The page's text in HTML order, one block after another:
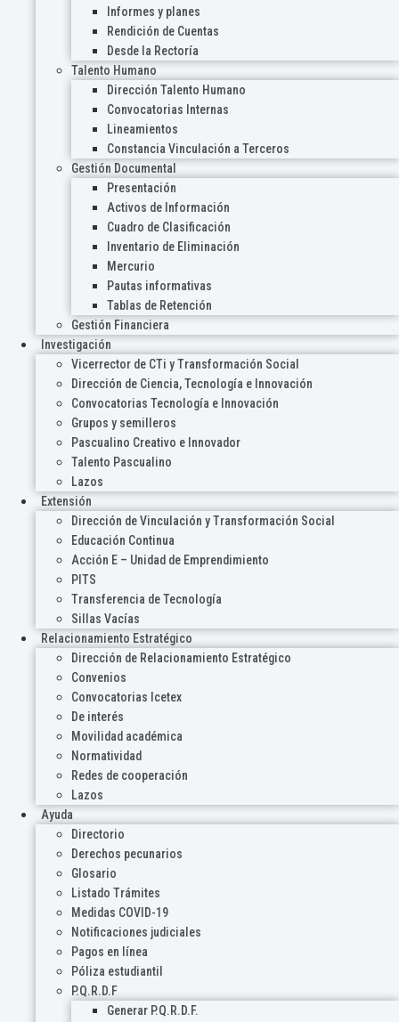
Informes y planes
Rendición de Cuentas
Desde la Rectoría
Talento Humano
Dirección Talento Humano
Convocatorias Internas
Lineamientos
Constancia Vinculación a Terceros
Gestión Documental
Presentación
Activos de Información
Cuadro de Clasificación
Inventario de Eliminación
Mercurio
Pautas informativas
Tablas de Retención
Gestión Financiera
Investigación
Vicerrector de CTi y Transformación Social
Dirección de Ciencia, Tecnología e Innovación
Convocatorias Tecnología e Innovación
Grupos y semilleros
Pascualino Creativo e Innovador
Talento Pascualino
Lazos
Extensión
Dirección de Vinculación y Transformación Social
Educación Continua
Acción E – Unidad de Emprendimiento
PITS
Transferencia de Tecnología
Sillas Vacías
Relacionamiento Estratégico
Dirección de Relacionamiento Estratégico
Convenios
Convocatorias Icetex
De interés
Movilidad académica
Normatividad
Redes de cooperación
Lazos
Ayuda
Directorio
Derechos pecunarios
Glosario
Listado Trámites
Medidas COVID-19
Notificaciones judiciales
Pagos en línea
Póliza estudiantil
P.Q.R.D.F
Generar P.Q.R.D.F.